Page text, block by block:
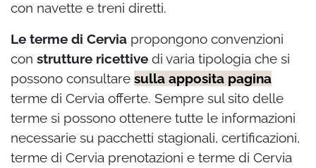
con navette e treni diretti.
Le terme di Cervia propongono convenzioni
con strutture ricettive di varia tipologia che si
possono consultare sulla apposita pagina
terme di Cervia offerte. Sempre sul sito delle
terme si possono ottenere tutte le informazioni
necessarie su pacchetti stagionali, certificazioni,
terme di Cervia prenotazioni e terme di Cervia